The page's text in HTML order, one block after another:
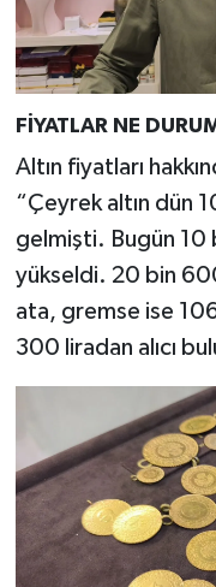
FİYATLAR NE
Altın fiyatları
“Çeyrek altın dün
gelmişti. Bugün 10
yükseldi. 20 bin
ata, gremse ise
300 liradan alıcı